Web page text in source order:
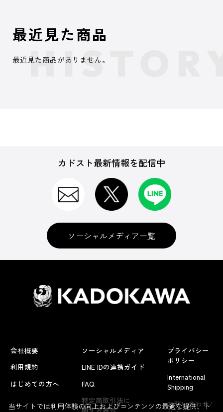
よくあるお問い合わせ
最近見た商品
最近見た商品がありません。
カドスト最新情報を配信中
ソーシャルメディア一覧
会社概要
利用規約
はじめての方へ
ソーシャルメディア
LINE IDの連携ガイド
FAQ
特定商取引法に
プライバシー
ポリシー
International
Shipping
お問い合わせ/
当サイトでは利用体験の向上およびコンテンツの最適な提供、ト